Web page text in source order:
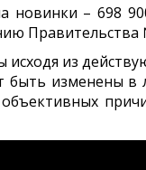
новинки – 698
из
быть изменены